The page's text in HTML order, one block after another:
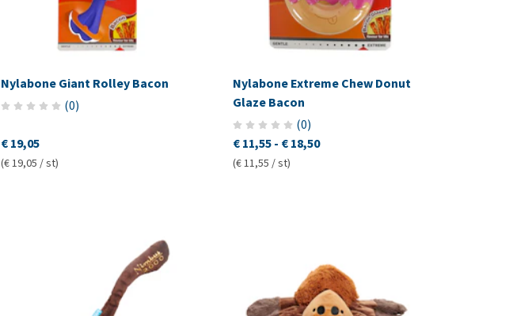
Nylabone Giant Rolley Bacon
(0)
€ 19,05
(€ 19,05 / st)
Nylabone Extreme Chew Donut
Glaze Bacon
(0)
€ 11,55- € 18,50
(€ 11,55 / st)